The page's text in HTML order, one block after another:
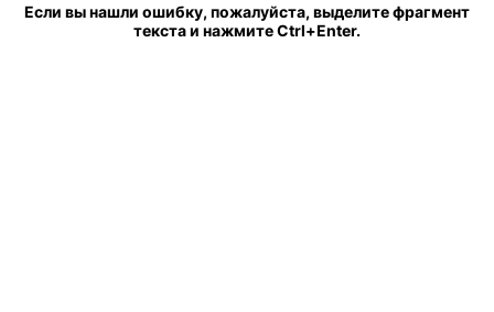
Если вы нашли ошибку, пожалуйста, выделите фрагмент
текста и нажмите Ctrl+Enter.